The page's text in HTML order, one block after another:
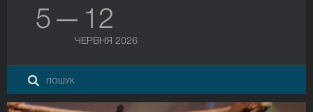
5 — 12
ЧЕРВНЯ 2026